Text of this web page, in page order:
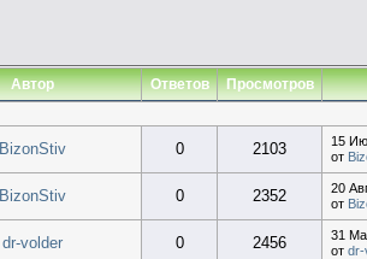
Автор Ответов Просмотров
BizonStiv 0 2103
15
от
BizonStiv 0 2352
20
от
dr-volder 0 2456
31
от dr-